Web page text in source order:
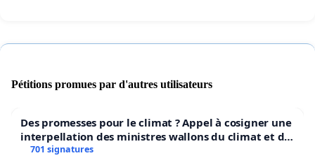
Pétitions promues par d'autres utilisateurs
Des promesses pour le climat ? Appel à cosigner une
interpellation des ministres wallons du climat et de
l’environnement.
701 signatures